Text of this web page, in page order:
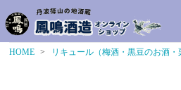
HOME リキュール（梅酒・黒豆のお酒・